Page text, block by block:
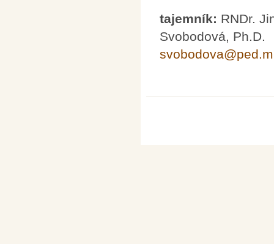
tajemník: RNDr.
Svobodová, Ph.D.